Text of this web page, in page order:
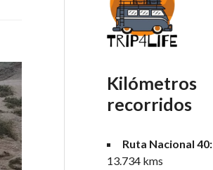
Kilómetros
recorridos
Ruta Nacional 40:
13.734 kms